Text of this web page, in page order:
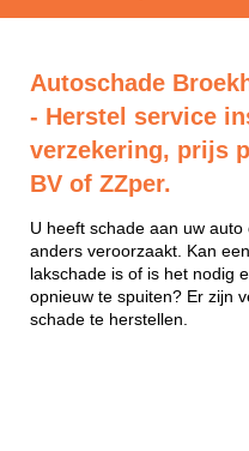
Autoschade
- Herstel service
verzekering, prijs
BV of ZZper.
U heeft schade aan uw
anders veroorzaakt. Kan
lakschade is of is het nodig
opnieuw te spuiten? Er zijn
schade te herstellen.